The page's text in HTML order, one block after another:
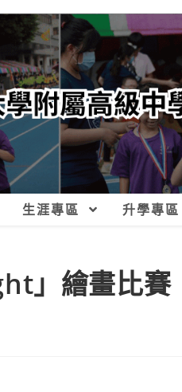
生涯專區 升學專區
」繪畫比賽